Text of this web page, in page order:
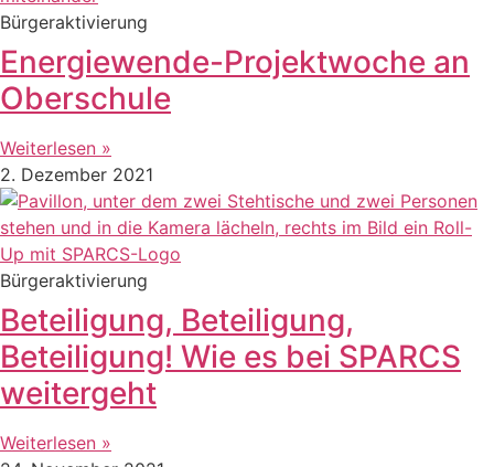
Bürgeraktivierung
Energiewende-Projektwoche an
Oberschule
Weiterlesen »
2. Dezember 2021
Bürgeraktivierung
Beteiligung, Beteiligung,
Beteiligung! Wie es bei SPARCS
weitergeht
Weiterlesen »